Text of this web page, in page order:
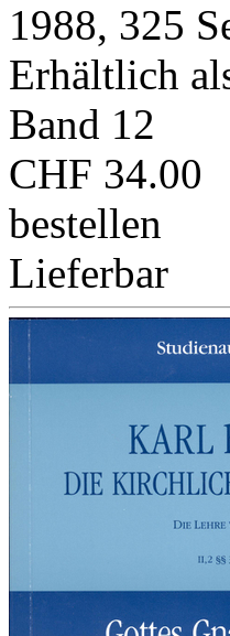
1988, 325
Erhältlich
Band 12
CHF 34.00
bestellen
Lieferbar